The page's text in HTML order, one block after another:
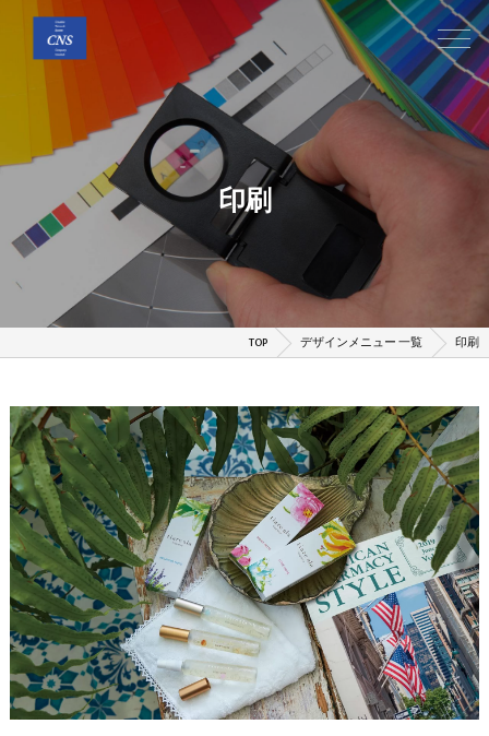
印刷
TOP デザインメニュー 一覧 印刷